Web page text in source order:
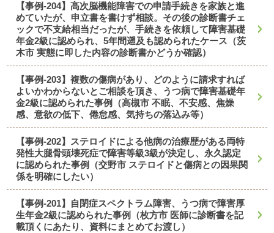
【事例-204】高次脳機能障害での申請手続きを家族と進
めていたが、申立書を書けず相談。その後の診断書チェ
ックで不支給相当だったが、手続きを依頼して障害基礎
年金2級に認められ、5年間遡及も認められたケース（茨
木市 実態に即した内容の診断書かどうか確認）
【事例-203】複数の傷病があり、どのように請求すれば
よいかわからないとご相談を頂き、うつ病で障害基礎年
金2級に認められた事例（高槻市 不眠、不安感、焦燥
感、意欲の低下、倦怠感、気持ちの落込み等）
【事例-202】ステロイドによる他病の治療歴がある両特
発性大腿骨頭壊死症で障害等級3級が決定し、永久認定
に認められた事例（交野市 ステロイドと傷病との因果関
係を明確にしたい）
【事例-201】自閉症スペクトラム障害、うつ病で障害厚
生年金2級に認められた事例（枚方市 医師に診断書を記
載頂くにあたり、資料にまとめてお渡し）